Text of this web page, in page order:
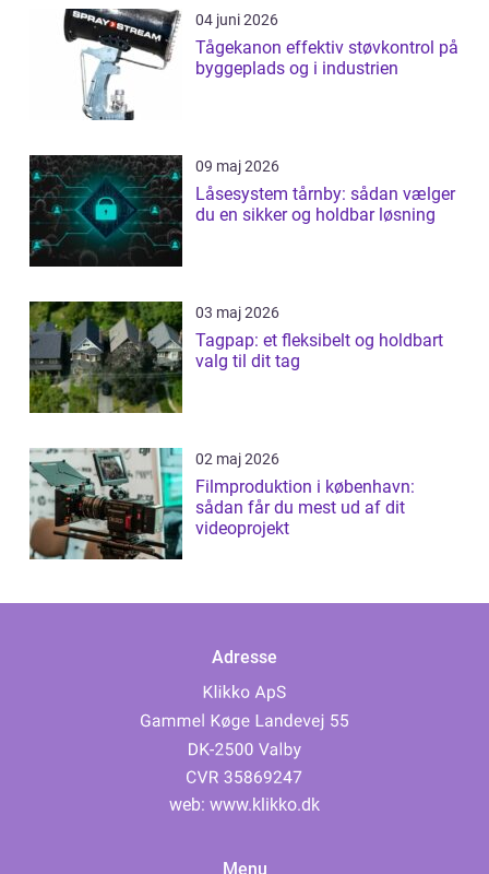
04 juni 2026
Tågekanon effektiv støvkontrol på
byggeplads og i industrien
09 maj 2026
Låsesystem tårnby: sådan vælger
du en sikker og holdbar løsning
03 maj 2026
Tagpap: et fleksibelt og holdbart
valg til dit tag
02 maj 2026
Filmproduktion i københavn:
sådan får du mest ud af dit
videoprojekt
Adresse
web: www.klikko.dk
Menu